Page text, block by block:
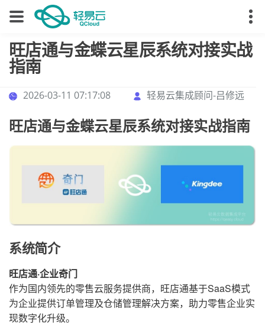
旺店通与金蝶云星辰系统对接实战
指南
2026-03-11 07:17:08 轻易云集成顾问-吕修远
旺店通与金蝶云星辰系统对接实战指南
系统简介
旺店通·企业奇门
作为国内领先的零售云服务提供商，旺店通基于SaaS模式
为企业提供订单管理及仓储管理解决方案，助力零售企业实
现数字化升级。